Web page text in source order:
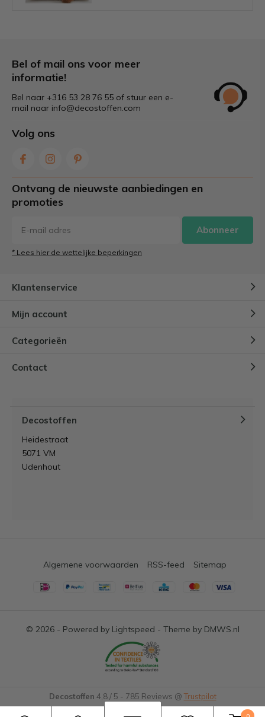
Welke stof is het beste voor
tuinkussens?
stap & tips voor de juiste stof
DoorLynn
Caravan pimpen: zo geef je je
caravan een make-over!
DoorLynn
Bel of mail ons voor meer
informatie!
Bel naar +316 53 28 76 55 of stuur een e-
mail naar info@decostoffen.com
Volg ons
Ontvang de nieuwste aanbiedingen en
promoties
Abonneer
* Lees hier de wettelijke beperkingen
Klantenservice
Mijn account
Categorieën
Contact
Decostoffen
Heidestraat
5071 VM
Udenhout
© 2026 - Powered by Lightspeed - Theme by DMWS.nl
Algemene voorwaarden RSS-feed Sitemap
Decostoffen 4,8/ 5 - 785 Reviews @ Trustpilot